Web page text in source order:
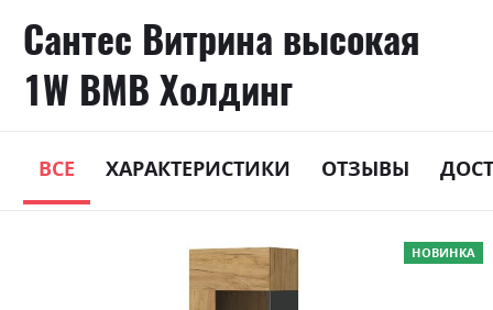
Сантес Витрина высокая
1W ВМВ Холдинг
ВСЕ ХАРАКТЕРИСТИКИ ОТЗЫВЫ
НОВИНКА